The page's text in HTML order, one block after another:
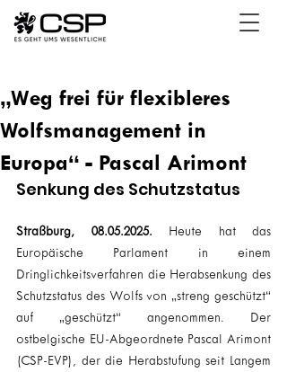
„Weg frei für flexibleres
Wolfsmanagement in
Europa“ - Pascal Arimont
Senkung des Schutzstatus
Straßburg, 08.05.2025. Heute hat das
Europäische Parlament in einem
Dringlichkeitsverfahren die Herabsenkung des
Schutzstatus des Wolfs von „streng geschützt“
auf „geschützt“ angenommen. Der
ostbelgische EU-Abgeordnete Pascal Arimont
(CSP-EVP), der die Herabstufung seit Langem